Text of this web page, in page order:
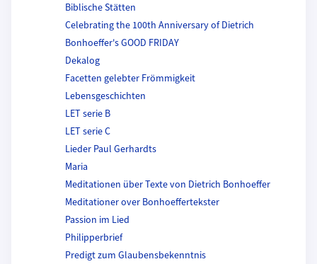
Biblische Stätten
Celebrating the 100th Anniversary of Dietrich
Bonhoeffer's GOOD FRIDAY
Dekalog
Facetten gelebter Frömmigkeit
Lebensgeschichten
LET serie B
LET serie C
Lieder Paul Gerhardts
Maria
Meditationen über Texte von Dietrich Bonhoeffer
Meditationer over Bonhoeffertekster
Passion im Lied
Philipperbrief
Predigt zum Glaubensbekenntnis